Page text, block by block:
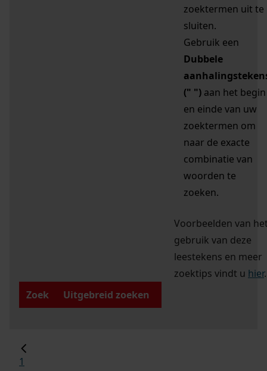
zoektermen uit te
sluiten.
Gebruik een
Dubbele
(" ") aan het begin
en einde van uw
zoektermen om
naar de exacte
combinatie van
woorden te
zoeken.
Voorbeelden van
gebruik van deze
leestekens en meer
zoektips vindt u hier.
Zoek
Uitgebreid zoeken
1